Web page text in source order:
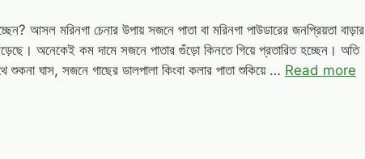
আসল মরিনগা চেনার উপায় সজনে পাতা বা মরিনগা পাউডারের জনপ্রিয়তা বাড়ার
অনেকেই কম দামে সজনে পাতার গুঁড়ো কিনতে গিয়ে প্রতারিত হচ্ছেন। অতি
শুকনা ঘাস, সজনে গাছের ডালপালা কিংবা কলার পাতা শুকিয়ে … Read more